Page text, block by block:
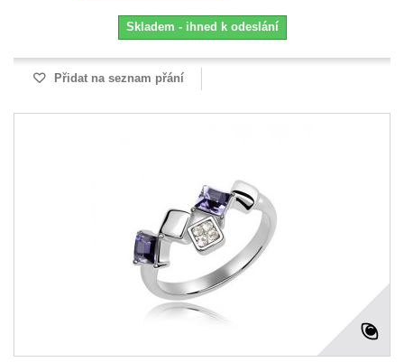
Skladem - ihned k odeslání
Přidat na seznam přání